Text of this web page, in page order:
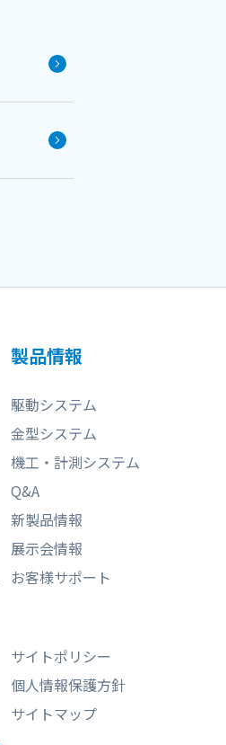
製品情報
駆動システム
金型システム
機工・計測システム
Q&A
新製品情報
展示会情報
お客様サポート
サイトポリシー
個人情報保護方針
サイトマップ